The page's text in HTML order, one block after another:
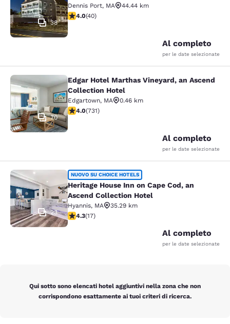
38
Dennis Port, MA
44.44 km
Valutazione di 4 stelle. Molto buono. 40 recensioni
4.0(40)
Al completo
per le date selezionate
Edgar Hotel Marthas Vineyard, an
70
Edgar Hotel Marthas Vineyard, an Ascend
Collection Hotel
Edgartown, MA
0.46 km
Valutazione di 4.01 stelle. Molto buono. 731 recensioni
4.0(731)
Al completo
per le date selezionate
Heritage House Inn on Cape Cod,
23
NUOVO SU CHOICE HOTELS
Heritage House Inn on Cape Cod, an
Ascend Collection Hotel
Hyannis, MA
35.29 km
Valutazione di 4.35 stelle. Ottimo. 17 recensioni
4.3(17)
Al completo
per le date selezionate
Qui sotto sono elencati hotel aggiuntivi nella zona che non
corrispondono esattamente ai tuoi criteri di ricerca.